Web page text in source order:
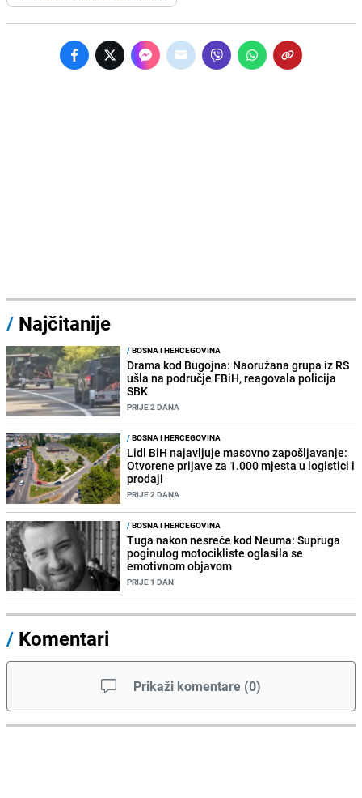
/ Najčitanije
/BOSNA I HERCEGOVINA
Drama kod Bugojna: Naoružana grupa iz RS
ušla na područje FBiH, reagovala policija
SBK
PRIJE 2 DANA
/BOSNA I HERCEGOVINA
Lidl BiH najavljuje masovno zapošljavanje:
Otvorene prijave za 1.000 mjesta u logistici i
prodaji
PRIJE 2 DANA
/BOSNA I HERCEGOVINA
Tuga nakon nesreće kod Neuma: Supruga
poginulog motocikliste oglasila se
emotivnom objavom
PRIJE 1 DAN
/ Komentari
Prikaži komentare (0)